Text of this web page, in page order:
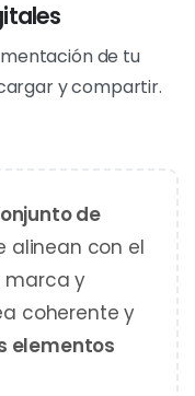
de tu
y compartir.
de
alinean con el
marca y
coherente y
elementos